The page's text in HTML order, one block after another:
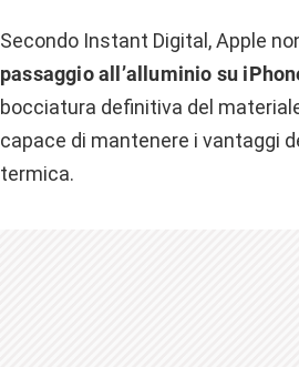
Secondo Instant Digital, Apple
passaggio all’alluminio su
bocciatura definitiva del
capace di mantenere i vantaggi
termica.